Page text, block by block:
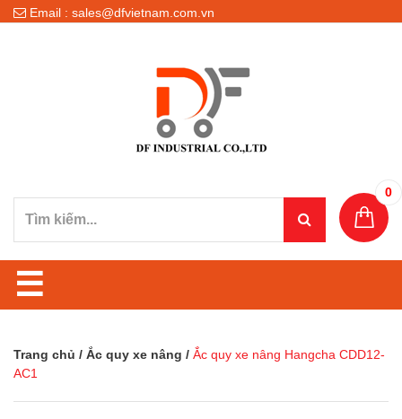
Email : sales@dfvietnam.com.vn
0
☰
Trang chủ / Ắc quy xe nâng / Ắc quy xe nâng Hangcha CDD12-
AC1